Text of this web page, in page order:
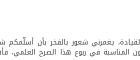
يغمرني شعور بالفخر بأن أسلّمكم
المناسبة في ربوع هذا الصرح العلمي،